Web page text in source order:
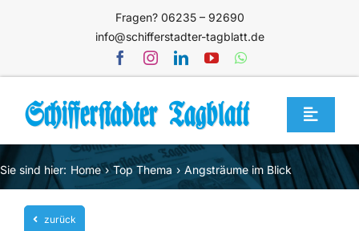
Fragen? 06235 – 92690
info@schifferstadter-tagblatt.de
Toggle
Home
Themen
Blog
Sie sind hier: Home Top Thema Angsträume im Blick
zurück